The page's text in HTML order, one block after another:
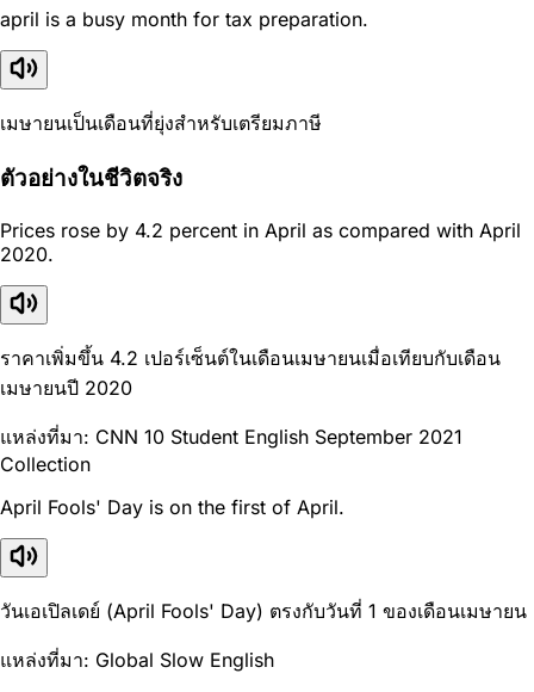
april is a busy month for tax preparation.
เมษายนเป็นเดือนที่ยุ่งสำหรับเตรียมภาษี
ตัวอย่างในชีวิตจริง
Prices rose by 4.2 percent in April as compared with April
2020.
ราคาเพิ่มขึ้น 4.2 เปอร์เซ็นต์ในเดือนเมษายนเมื่อเทียบกับเดือน
เมษายนปี 2020
แหล่งที่มา: CNN 10 Student English September 2021
Collection
April Fools' Day is on the first of April.
วันเอเปิลเดย์ (April Fools' Day) ตรงกับวันที่ 1 ของเดือนเมษายน
แหล่งที่มา: Global Slow English